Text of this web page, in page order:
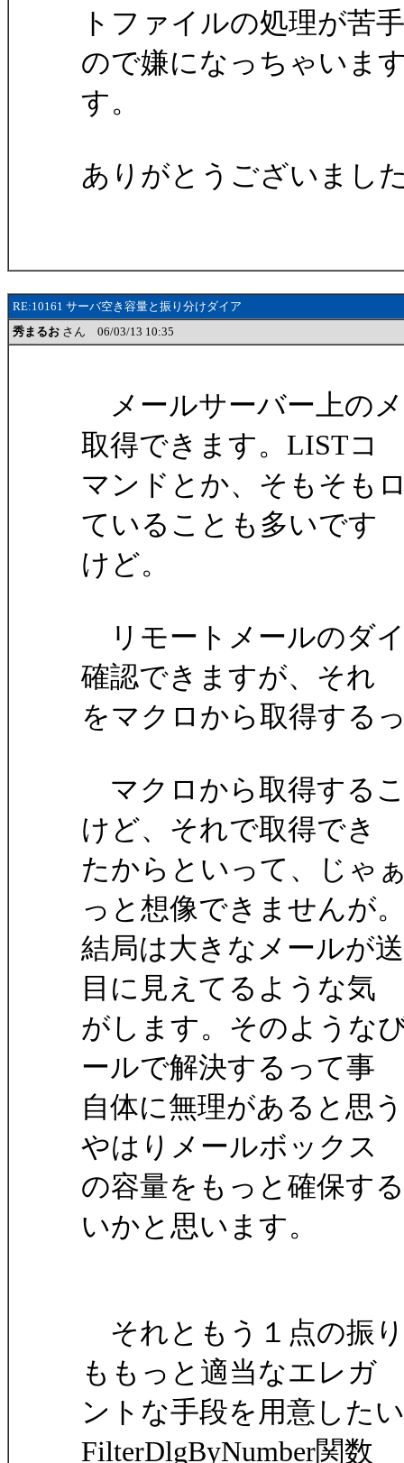
トファイルの処理が苦
ので嫌になっちゃいま
す。
ありがとうございまし
RE:10161 サーバ空き容量と振り分けダイア
秀まるお さん 06/03/13 10:35
メールサーバー上の
取得できます。LISTコ
マンドとか、そもそも
ていることも多いです
けど。
リモートメールのダ
確認できますが、それ
をマクロから取得する
マクロから取得する
けど、それで取得でき
たからといって、じゃ
っと想像できませんが
結局は大きなメールが
目に見えてるような気
がします。そのような
ールで解決するって事
自体に無理があると思
やはりメールボックス
の容量をもっと確保す
いかと思います。
それともう１点の振
ももっと適当なエレガ
ントな手段を用意した
FilterDlgByNumber関数